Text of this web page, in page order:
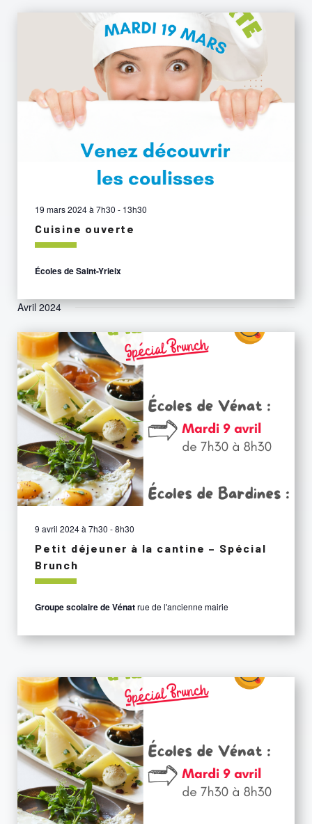
19 mars 2024 à 7h30 - 13h30
Cuisine ouverte
Écoles de Saint-Yrieix
Avril 2024
9 avril 2024 à 7h30 -8h30
Petit déjeuner à la cantine – Spécial
Brunch
Groupe scolaire de Vénatrue de l'ancienne mairie